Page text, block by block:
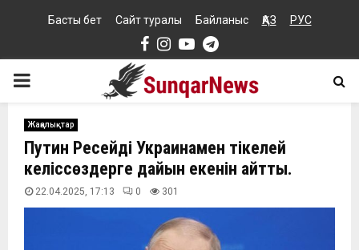
Басты бет Сайт туралы Байланыс ҚАЗ РУС
Facebook
Instagram
YoutubeTelegram
PRIMARY
MENU
Жаңалықтар
Путин Ресейдің Украинамен тікелей
келіссөздерге дайын екенін айтты.
22.04.2025, 17:13 0 301